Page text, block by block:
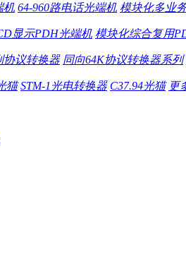
机 64-960路电话光端机 模块化多业
显示PDH光端机 模块化综合复用
协议转换器 同向64K协议转换器系列
猫 STM-1光电转换器 C37.94光猫 更